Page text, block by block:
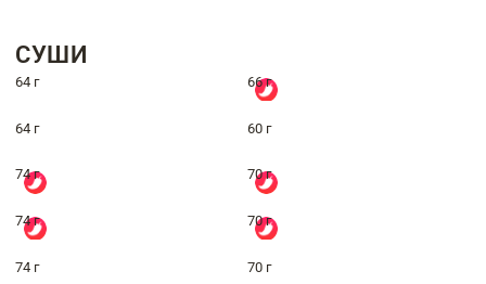
СУШИ
64 г 66 г
64 г 60 г
74 г 70 г
74 г 70 г
74 г 70 г